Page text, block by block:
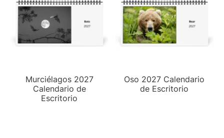
Murciélagos 2027
Calendario de
Escritorio
Oso 2027 Calendario
de Escritorio